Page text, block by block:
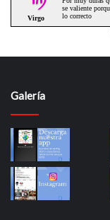
Galería